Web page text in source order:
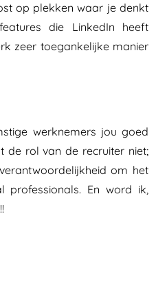
op plekken waar je denkt
die LinkedIn heeft
zeer toegankelijke manier
werknemers jou goed
de rol van de recruiter niet;
om het
En word ik,